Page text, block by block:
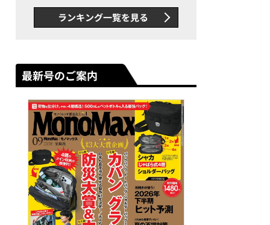
新ムーブメントの衝撃
ランキング一覧を見る
最新号のご案内